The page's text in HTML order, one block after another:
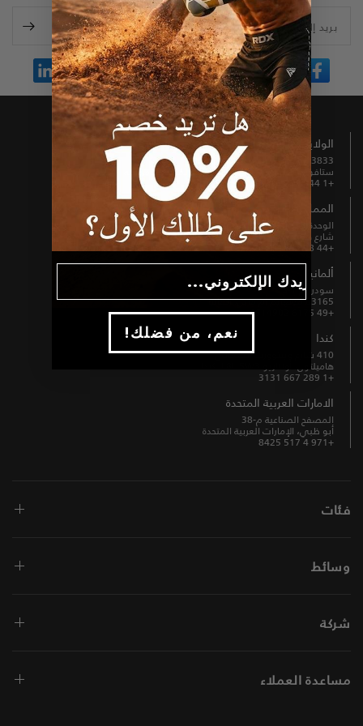
بريد إلكتروني
الولايات المتحدة الأمريكية
13833 شمال شارع بروميناد رقم 100
ستافورد، تكساس 77477، الولايات المتحدة الأمريكية
+1 844 739 8326
المملكة المتحدة
الوحدة B3 والعُلّية، مطحنة فيرنهيل،
شارع هورنبي، بوري، إنجلترا، BL9 5BL
+44 808 189 4444
ألمانيا
سودرينج 1-5
63165 مولهايم أم ماين، ألمانيا
+49 6175 6514902
كندا
410 شارع وينتوورث الشمالي
هاميلتون، أونتاريو L8L 5W3، كندا
+1 289 667 3131
الامارات العربية المتحدة
المصفح الصناعية م-38
أبو ظبي، الإمارات العربية المتحدة
+971 4 517 8425
فئات
وسائط
شركة
مساعدة العملاء
!نعم، من فضلك